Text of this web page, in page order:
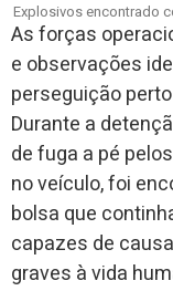
Explosivos encontrado
As forças
e observações
perseguição
Durante a
de fuga a pé
no veículo, foi
bolsa que
capazes de
graves à vida